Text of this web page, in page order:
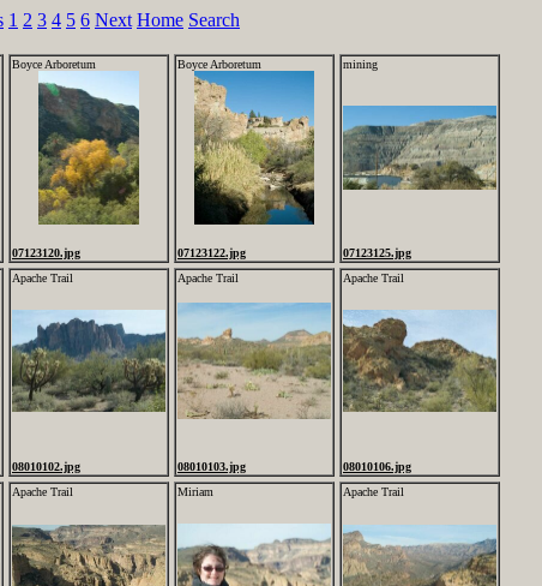
1 2 3 4 5 6 Next Home Search
Boyce Arboretum
07123120.jpg
Boyce Arboretum
07123122.jpg
mining
07123125.jpg
Apache Trail
08010102.jpg
Apache Trail
08010103.jpg
Apache Trail
08010106.jpg
Apache Trail Miriam Apache Trail